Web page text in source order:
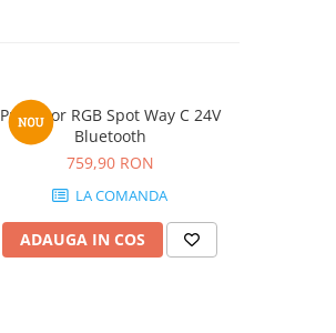
Proiector RGB Spot Way C 24V
Bluetooth
759,90 RON
LA COMANDA
ADAUGA IN COS